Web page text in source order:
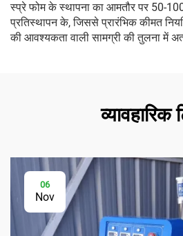
स्प्रे फोम के स्थापना का आमतौर पर 50-
प्रतिस्थापन के, जिससे प्रारंभिक कीमत
की आवश्यकता वाली सामग्री की तुलना में
व्यावहारिक
06
Nov